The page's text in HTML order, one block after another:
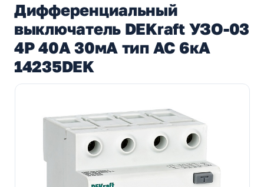
Дифференциальный
выключатель DEKraft УЗО-03
4P 40А 30мА тип AC 6кА
14235DEK